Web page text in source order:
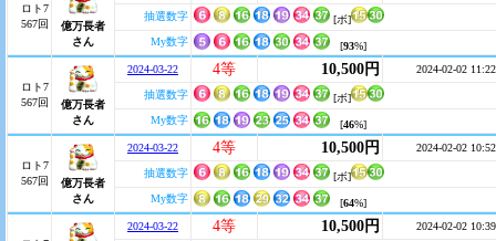
ロト7
567回
億万長者
さん
抽選数字
[ボ]
My数字
[93%]
ロト7
567回
億万長者
さん
2024-03-22 4等 10,500円 2024-02-02 11:22
抽選数字
[ボ]
My数字
[46%]
ロト7
567回
億万長者
さん
2024-03-22 4等 10,500円 2024-02-02 10:52
抽選数字
[ボ]
My数字
[64%]
2024-03-22 4等 10,500円 2024-02-02 10:39